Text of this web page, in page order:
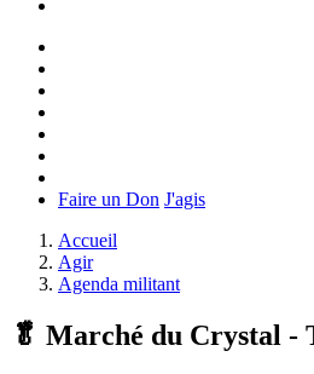
Faire un Don J'agis
Accueil
Agir
Agenda militant
🥬 Marché du Crystal -